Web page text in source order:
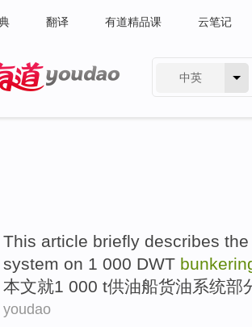
翻译 有道精品课 云笔记
中英
This article briefly describes the
system on 1 000 DWT
本文就1 000 t供油船货油系统部
youdao